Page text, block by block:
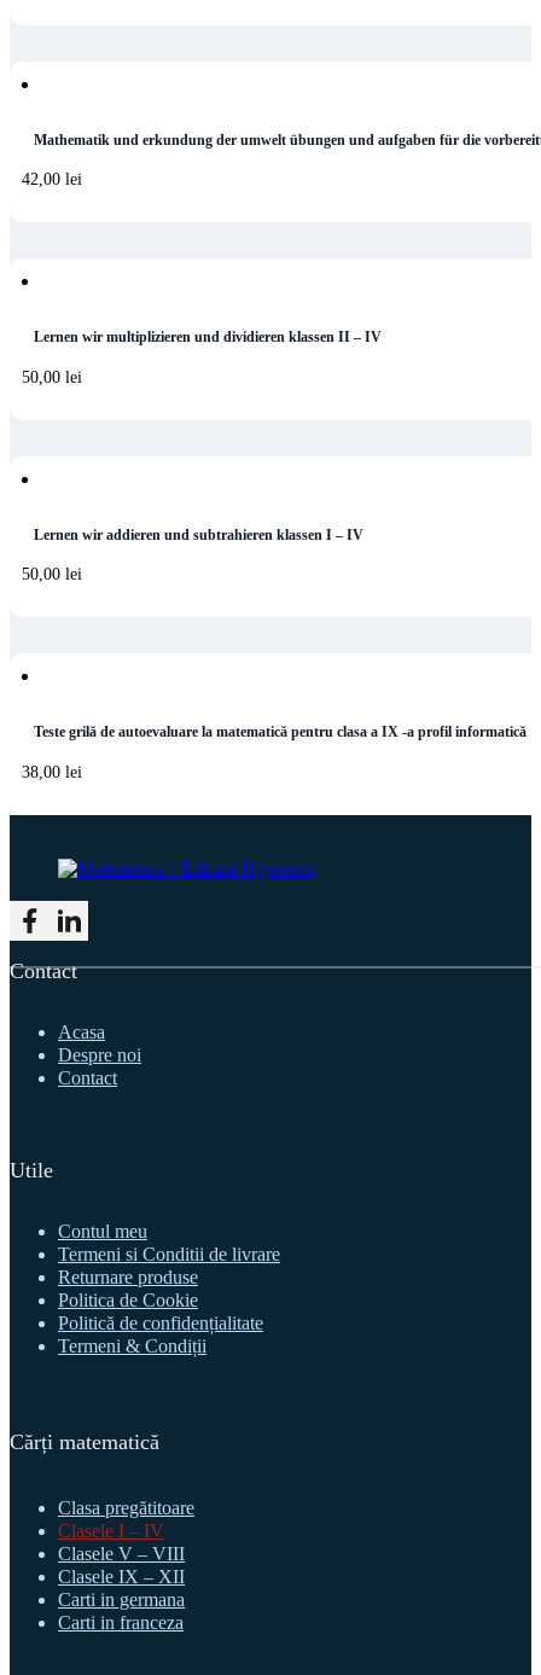
Mathematik und erkundung der umwelt übungen und aufgaben für die
42,00 lei
Lernen wir multiplizieren und dividieren klassen II – IV
50,00 lei
Lernen wir addieren und subtrahieren klassen I – IV
50,00 lei
Teste grilă de autoevaluare la matematică pentru clasa a IX -a profil informatică
38,00 lei
Follow me on Facebook
Follow me on LinkedIn
Contact
Acasa
Despre noi
Contact
Utile
Contul meu
Termeni si Conditii de livrare
Returnare produse
Politica de Cookie
Politică de confidențialitate
Termeni & Condiții
Cărți matematică
Clasa pregătitoare
Clasele I – IV
Clasele V – VIII
Clasele IX – XII
Carti in germana
Carti in franceza